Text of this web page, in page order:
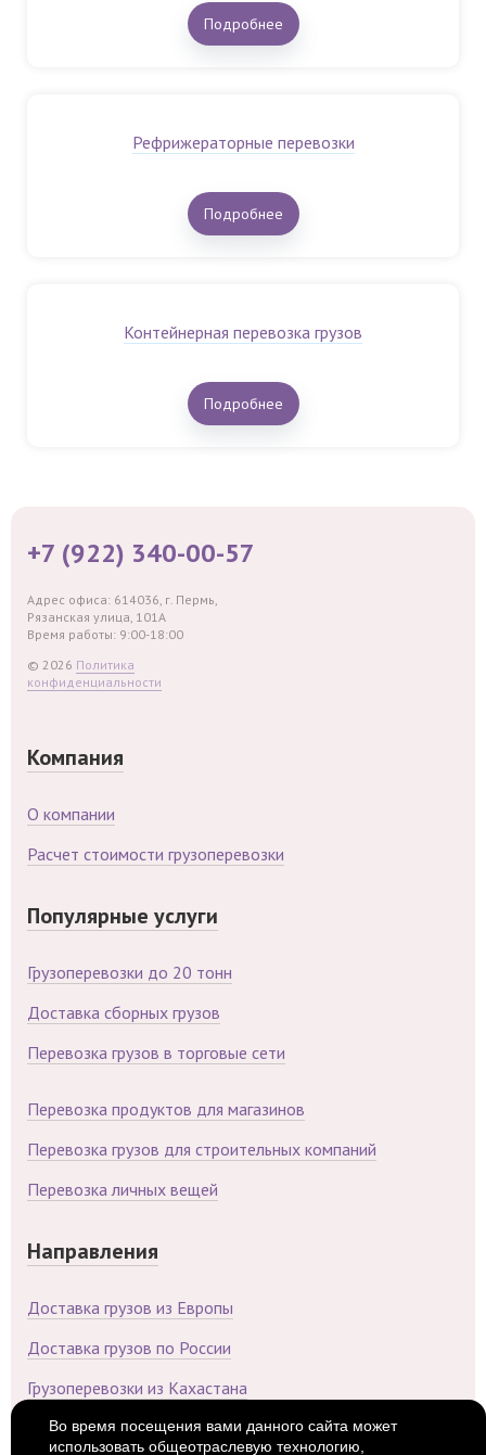
Подробнее
Рефрижераторные перевозки
Подробнее
Контейнерная перевозка грузов
Подробнее
Компания
О компании
Расчет стоимости грузоперевозки
Популярные услуги
Грузоперевозки до 20 тонн
Доставка сборных грузов
Перевозка грузов в торговые сети
Перевозка продуктов для магазинов
Перевозка грузов для строительных компаний
Перевозка личных вещей
Направления
Доставка грузов из Европы
Доставка грузов по России
Грузоперевозки из Кахастана
Доставка грузов из Китая
+7 (922) 340-00-57
Адрес офиса: 614036, г. Пермь,
Рязанская улица, 101А
Время работы: 9:00-18:00
© 2026 Политика
конфиденциальности
Во время посещения вами данного сайта может
использовать общеотраслевую технологию,